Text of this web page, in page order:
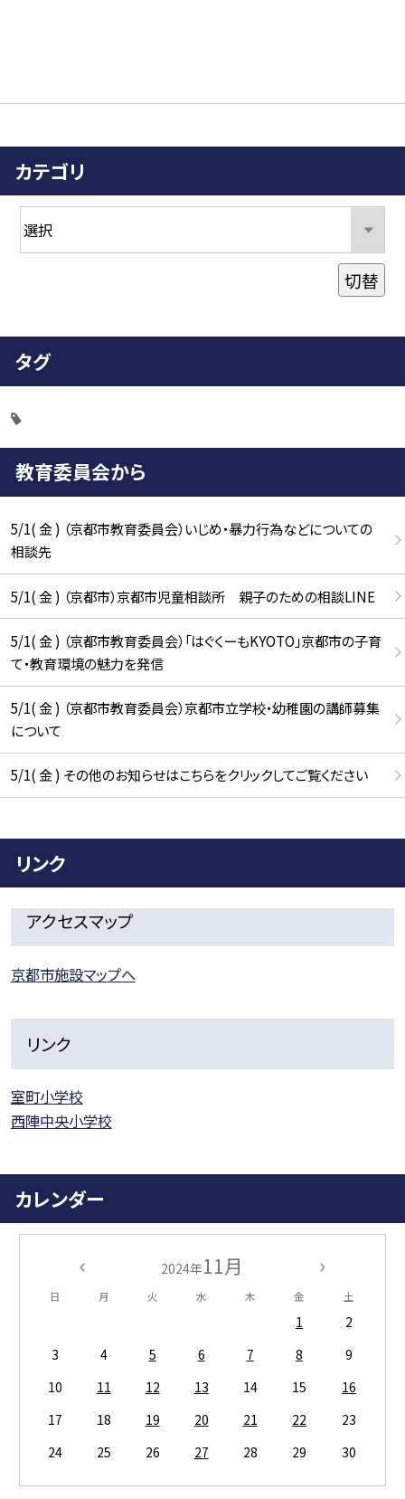
カテゴリ
切替
タグ
教育委員会から
5/1( 金 ) （京都市教育委員会）いじめ・暴力行為などについての
相談先
5/1( 金 ) （京都市）京都市児童相談所 親子のための相談LINE
5/1( 金 ) （京都市教育委員会）「はぐくーもKYOTO」京都市の子育
て・教育環境の魅力を発信
5/1( 金 ) （京都市教育委員会）京都市立学校・幼稚園の講師募集
について
5/1( 金 ) その他のお知らせはこちらをクリックしてご覧ください
リンク
アクセスマップ
京都市施設マップへ
リンク
室町小学校
西陣中央小学校
カレンダー
2024年11月
日 月 火 水 木 金 土
1
2
3
4 5 6 7 8
9
10
11 12 13 14 15
16
17
18 19 20 21 22
23
24
25 26 27 28 29 30